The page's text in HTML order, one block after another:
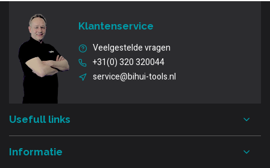
Klantenservice
Veelgestelde vragen
+31(0) 320 320044
service@bihui-tools.nl
Usefull links
Informatie